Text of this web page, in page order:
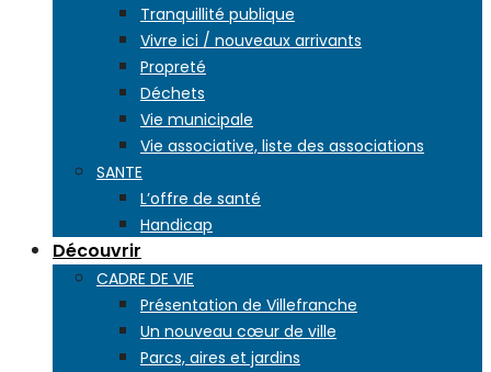
Tranquillité publique
Vivre ici / nouveaux arrivants
Propreté
Déchets
Vie municipale
Vie associative, liste des associations
SANTE
L’offre de santé
Handicap
Découvrir
CADRE DE VIE
Présentation de Villefranche
Un nouveau cœur de ville
Parcs, aires et jardins